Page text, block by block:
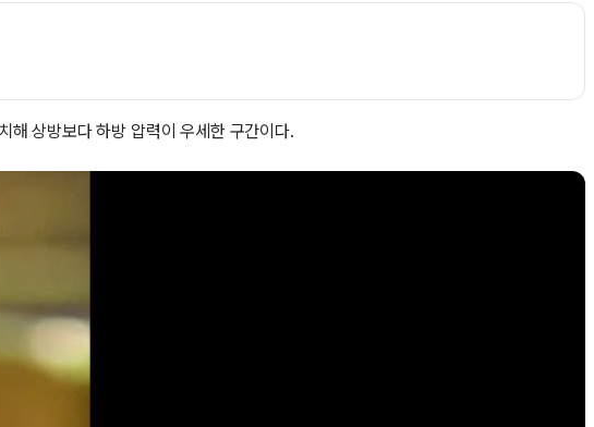
상방보다 하방 압력이 우세한 구간이다.